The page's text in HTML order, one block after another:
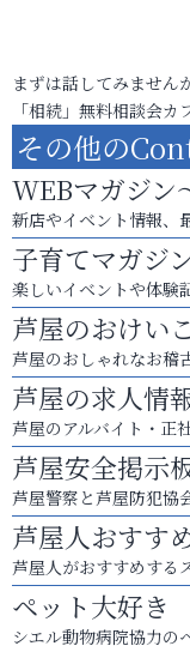
まずは話してみません
「相続」無料相談会カ
その他の
WEBマガジン
新店やイベント情報、
子育てマガジ
楽しいイベントや体験
芦屋のおけい
芦屋のおしゃれなお稽
芦屋の求人情
芦屋のアルバイト・正
芦屋安全掲示
芦屋警察と芦屋防犯協
芦屋人おすす
芦屋人がおすすめする
ペット大好き
シエル動物病院協力の